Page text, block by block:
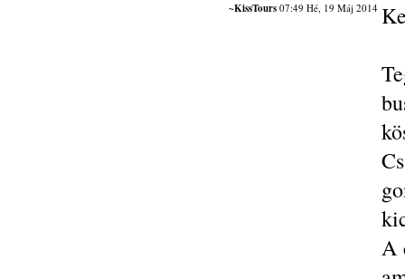
~KissTours07:49 Hé, 19 Máj 2014
A